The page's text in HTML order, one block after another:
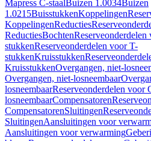
Mapress C-staalBuizen 1.0034Buizen
1.0215BuisstukkenKoppelingen
KoppelingenReducties
ReductiesBochtenReserveonderdelen
stukkenReserveonderdelen voor T-
stukkenKruisstukken
KruisstukkenOvergangen, niet-
Overgangen, niet-losneembaar
losneembaarReserveonderdelen voor
losneembaarCompensatoren
CompensatorenSluitingen
SluitingenAansluitingen voor
Aansluitingen voor verwarming